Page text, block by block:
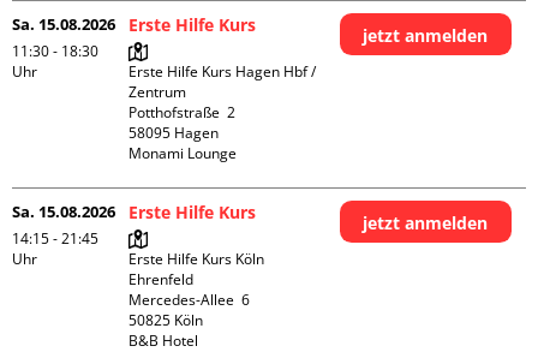
Sa. 15.08.2026
11:30 - 18:30
Uhr
Erste Hilfe Kurs
Erste Hilfe Kurs Hagen Hbf /
Zentrum
Potthofstraße  2
58095 Hagen
Monami Lounge
jetzt anmelden
Sa. 15.08.2026
14:15 - 21:45
Uhr
Erste Hilfe Kurs
Erste Hilfe Kurs Köln
Ehrenfeld
Mercedes-Allee  6
50825 Köln
B&B Hotel
jetzt anmelden